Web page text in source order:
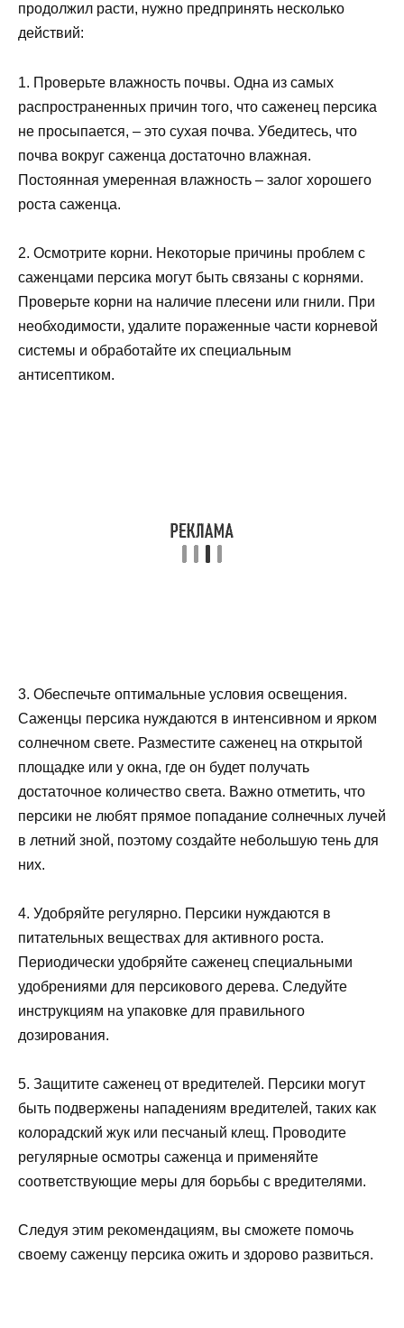
продолжил расти, нужно предпринять несколько
действий:
1. Проверьте влажность почвы. Одна из самых
распространенных причин того, что саженец персика
не просыпается, – это сухая почва. Убедитесь, что
почва вокруг саженца достаточно влажная.
Постоянная умеренная влажность – залог хорошего
роста саженца.
2. Осмотрите корни. Некоторые причины проблем с
саженцами персика могут быть связаны с корнями.
Проверьте корни на наличие плесени или гнили. При
необходимости, удалите пораженные части корневой
системы и обработайте их специальным
антисептиком.
3. Обеспечьте оптимальные условия освещения.
Саженцы персика нуждаются в интенсивном и ярком
солнечном свете. Разместите саженец на открытой
площадке или у окна, где он будет получать
достаточное количество света. Важно отметить, что
персики не любят прямое попадание солнечных лучей
в летний зной, поэтому создайте небольшую тень для
них.
4. Удобряйте регулярно. Персики нуждаются в
питательных веществах для активного роста.
Периодически удобряйте саженец специальными
удобрениями для персикового дерева. Следуйте
инструкциям на упаковке для правильного
дозирования.
5. Защитите саженец от вредителей. Персики могут
быть подвержены нападениям вредителей, таких как
колорадский жук или песчаный клещ. Проводите
регулярные осмотры саженца и применяйте
соответствующие меры для борьбы с вредителями.
Следуя этим рекомендациям, вы сможете помочь
своему саженцу персика ожить и здорово развиться.